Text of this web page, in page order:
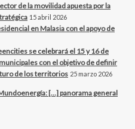
de la movilidad apuesta por la
15 abril 2026
en Malasia con el apoyo de
se celebrará el 15 y 16 de
con el objetivo de definir
de los territorios 25 marzo 2026
[…] panorama general